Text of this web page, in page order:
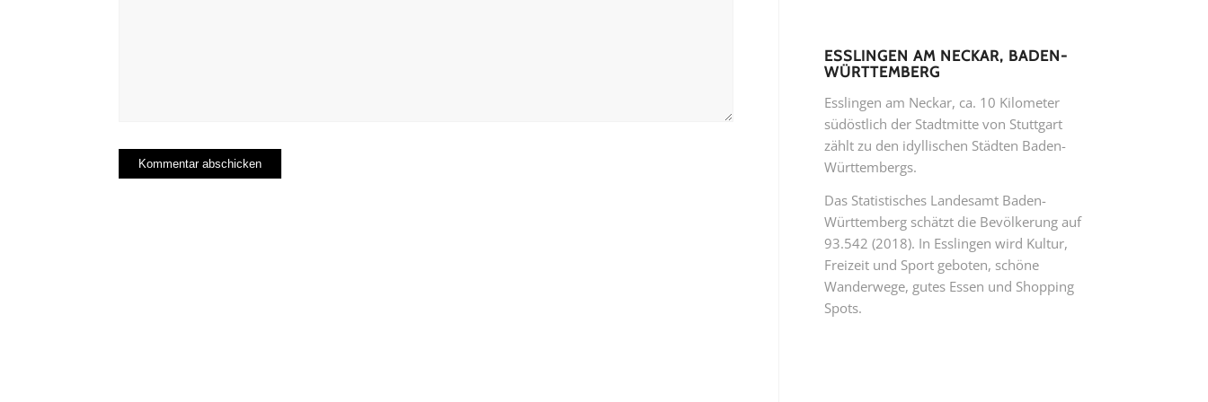
ESSLINGEN AM NECKAR, BADEN-
WÜRTTEMBERG
Esslingen am Neckar, ca. 10 Kilometer
südöstlich der Stadtmitte von Stuttgart
zählt zu den idyllischen Städten Baden-
Württembergs.
Das Statistisches Landesamt Baden-
Württemberg schätzt die Bevölkerung auf
93.542 (2018). In Esslingen wird Kultur,
Freizeit und Sport geboten, schöne
Wanderwege, gutes Essen und Shopping
Spots.